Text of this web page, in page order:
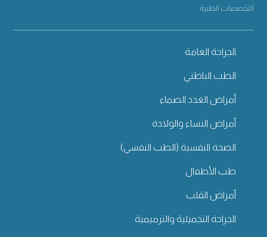
التخصصات الطبية
الجراحة العامة
الطب الباطني
أمراض الغدد الصماء
أمراض النساء والولادة
الصحة النفسية (الطب النفسي)
طب الأطفال
أمراض القلب
الجراحة التجميلية والترميمية